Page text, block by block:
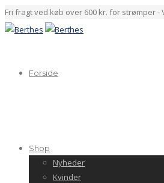
Fri fragt ved køb over 600 kr. for strømper
Forside
Shop
Nyheder
Kvinder